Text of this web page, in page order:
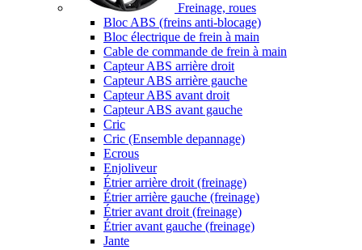
Freinage, roues
Bloc ABS (freins anti-blocage)
Bloc électrique de frein à main
Cable de commande de frein à main
Capteur ABS arrière droit
Capteur ABS arrière gauche
Capteur ABS avant droit
Capteur ABS avant gauche
Cric
Cric (Ensemble depannage)
Ecrous
Enjoliveur
Étrier arrière droit (freinage)
Étrier arrière gauche (freinage)
Étrier avant droit (freinage)
Étrier avant gauche (freinage)
Jante